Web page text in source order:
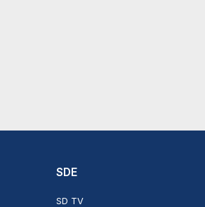
SDE
SD TV